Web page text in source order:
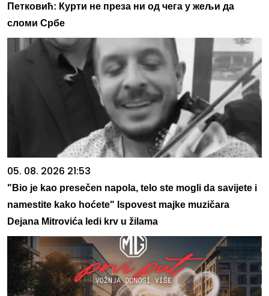
Петковић: Курти не преза ни од чега у жељи да
сломи Србе
05. 08. 2026 21:53
"Bio je kao presečen napola, telo ste mogli da savijete i
namestite kako hoćete" Ispovest majke muzičara
Dejana Mitrovića ledi krv u žilama